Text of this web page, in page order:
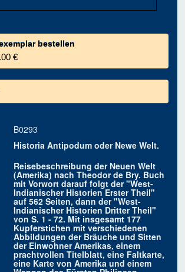
bestellen
€
B0293
Historia Antipodum oder Newe Welt.
Reisebeschreibung der Neuen Welt
(Amerika) nach Theodor de Bry. Buch
mit Vorwort darauf folgt der "West-
Indianischer Historien Erster Theil"
auf 562 Seiten, dann der "West-
Indianischer Historien Dritter Theil"
von S. 1 - 72. Mit insgesamt 177
Kupferstichen mit verschiedenen
Abbildungen der Bräuche und Sitten
der Einwohner Amerikas, einem
prachtvollen Titelblatt, eine Faltkarte,
eine Karte von Amerika und einem